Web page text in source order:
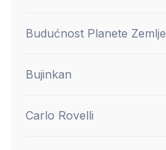
Budućnost Planete Zemlje
Bujinkan
Carlo Rovelli